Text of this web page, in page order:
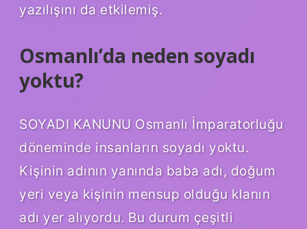
yazılışını da etkilemiş.
Osmanlı’da neden soyadı
yoktu?
SOYADI KANUNU Osmanlı İmparatorluğu
döneminde insanların soyadı yoktu.
Kişinin adının yanında baba adı, doğum
yeri veya kişinin mensup olduğu klanın
adı yer alıyordu. Bu durum çeşitli